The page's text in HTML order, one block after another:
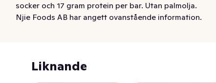
socker och 17 gram protein per bar. Utan palmolja.
Njie Foods AB har angett ovanstående information.
Liknande